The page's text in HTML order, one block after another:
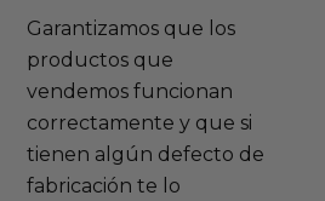
Garantizamos que los
productos que
vendemos funcionan
correctamente y que si
tienen algún defecto de
fabricación te lo